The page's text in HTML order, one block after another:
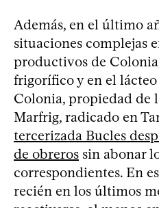
Además, en el último
situaciones complejas
productivos de
frigorífico y en el
Colonia, propiedad de
Marfrig, radicado en
tercerizada Bucles
de obreros sin abonar
correspondientes. En
recién en los últimos